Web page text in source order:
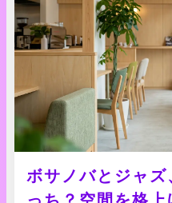
ボサノバとジャ